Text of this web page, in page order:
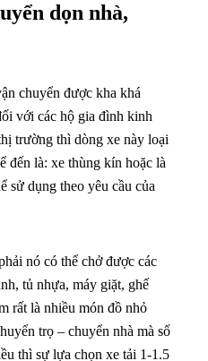
dọn nhà,
chuyển được kha khá
với các hộ gia đình kinh
trường thì dòng xe này loại
đến là: xe thùng kín hoặc là
sử dụng theo yêu cầu của
nó có thể chở được các
tủ nhựa, máy giặt, ghế
rất là nhiều món đồ nhỏ
trọ – chuyển nhà mà số
thì sự lựa chọn xe tải 1-1.5